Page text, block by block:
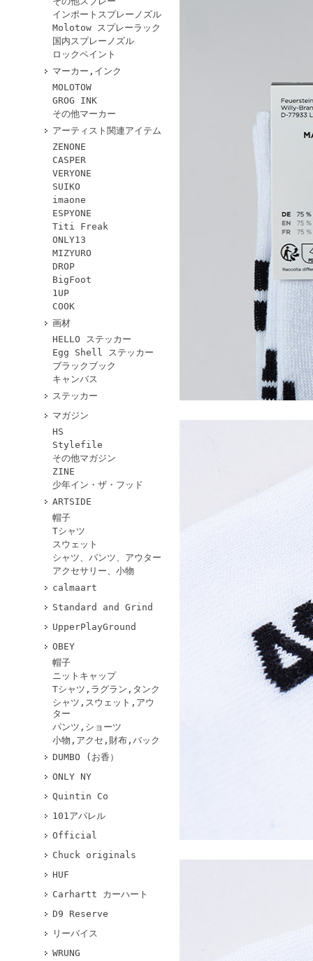
インポートスプレーノズル
Molotow スプレーラック
国内スプレーノズル
ロックペイント
マーカー,インク
MOLOTOW
GROG INK
その他マーカー
アーティスト関連アイテム
ZENONE
CASPER
VERYONE
SUIKO
imaone
ESPYONE
Titi Freak
ONLY13
MIZYURO
DROP
BigFoot
1UP
COOK
画材
HELLO ステッカー
Egg Shell ステッカー
ブラックブック
キャンバス
ステッカー
マガジン
HS
Stylefile
その他マガジン
ZINE
少年イン・ザ・フッド
ARTSIDE
帽子
Tシャツ
スウェット
シャツ、パンツ、アウター
アクセサリー、小物
calmaart
Standard and Grind
UpperPlayGround
OBEY
帽子
ニットキャップ
Tシャツ,ラグラン,タンク
シャツ,スウェット,アウ
ター
パンツ,ショーツ
小物,アクセ,財布,バック
DUMBO (お香）
ONLY NY
Quintin Co
101アパレル
Official
Chuck originals
HUF
Carhartt カーハート
D9 Reserve
リーバイス
WRUNG